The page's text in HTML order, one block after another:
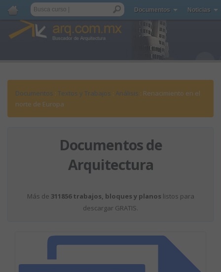
Documentos Noticias
Documentos : Textos y Trabajos : Análisis : Renacimiento en el
norte de Europa
Documentos de
Arquitectura
Más de 311856 trabajos, bloques y planos listos para
descargar GRATIS.